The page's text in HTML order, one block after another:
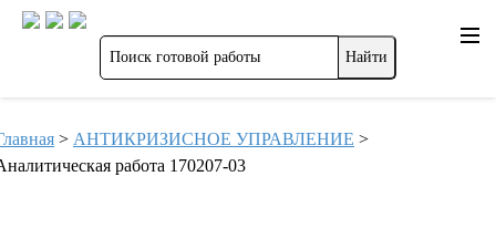
> АНТИКРИЗИСНОЕ УПРАВЛЕНИЕ >
работа 170207-03